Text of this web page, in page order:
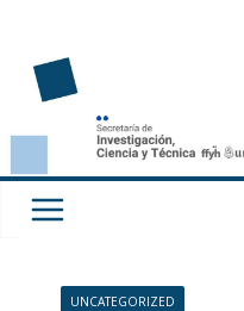
contenido
UNCATEGORIZED